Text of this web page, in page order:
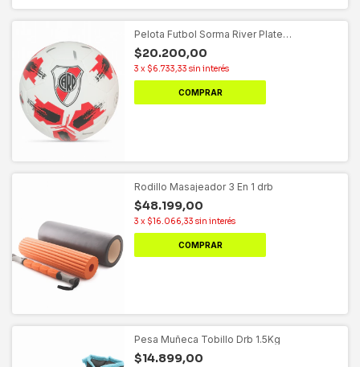
Pelota Futbol Sorma River Plate
Monumental N°5
$20.200,00
3 x $6.733,33 sin interés
COMPRAR
Rodillo Masajeador 3 En 1 drb
$48.199,00
3 x $16.066,33 sin interés
COMPRAR
Pesa Muñeca Tobillo Drb 1.5Kg
$14.899,00